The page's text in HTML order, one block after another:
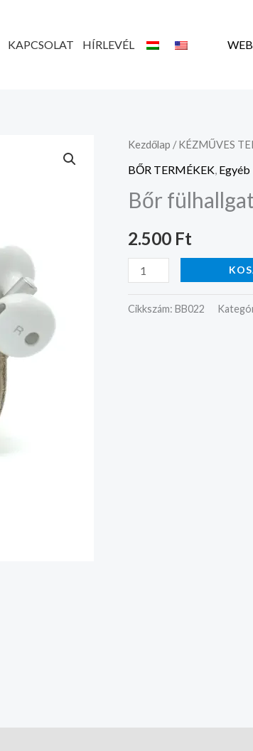
KAPCSOLAT HÍRLEVÉL
Kezdőlap /KÉZMŰVES
BŐR TERMÉKEK,
Bőr
2.500 Ft
Bőr
fülhallgató
mennyiség
Cikkszám: BB022